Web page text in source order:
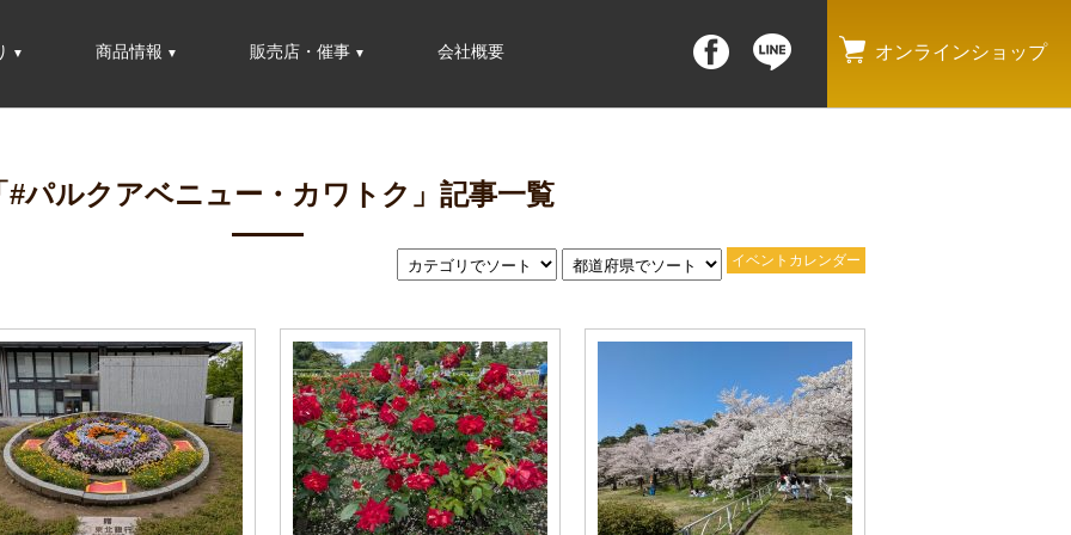
商品情報 販売店・催事 会社概要 オンラインショップ
#パルクアベニュー・カワトク」記事一覧
イベントカレンダー